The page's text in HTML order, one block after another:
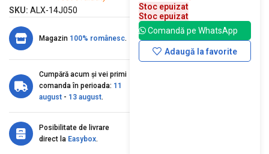
SKU: ALX-14J050
Magazin 100% românesc.
Cumpără acum și vei primi
comanda în perioada: 11
august - 13 august.
Posibilitate de livrare
direct la Easybox.
Stoc epuizat
Stoc epuizat
Comandă pe WhatsApp
Adaugă la favorite